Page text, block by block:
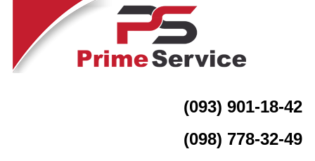
(093) 901-18-42
(098) 778-32-49